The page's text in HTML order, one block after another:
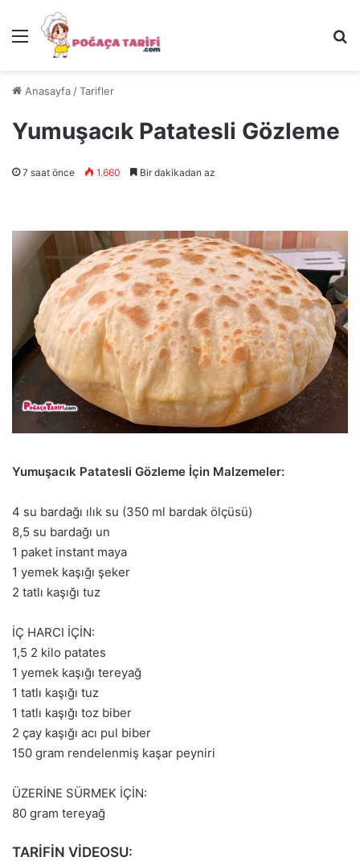
Menü
Anasayfa /Tarifler
Yumuşacık Patatesli Gözleme
7 saat önce 1.660 Bir dakikadan az
Yumuşacık Patatesli Gözleme İçin Malzemeler:
4 su bardağı ılık su (350 ml bardak ölçüsü)
8,5 su bardağı un
1 paket instant maya
1 yemek kaşığı şeker
2 tatlı kaşığı tuz
İÇ HARCI İÇİN:
1,5 2 kilo patates
1 yemek kaşığı tereyağ
1 tatlı kaşığı tuz
1 tatlı kaşığı toz biber
2 çay kaşığı acı pul biber
150 gram rendelenmiş kaşar peyniri
ÜZERİNE SÜRMEK İÇİN:
80 gram tereyağ
TARİFİN VİDEOSU: